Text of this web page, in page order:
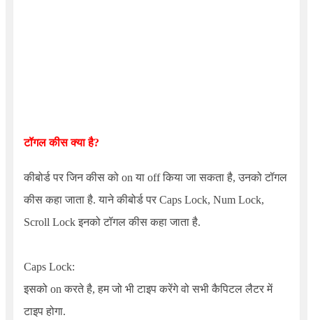
टॉगल कीस क्या है?
कीबोर्ड पर जिन कीस को on या off किया जा सकता है, उनको टॉगल
कीस कहा जाता है. याने कीबोर्ड पर Caps Lock, Num Lock,
Scroll Lock इनको टॉगल कीस कहा जाता है.
Caps Lock:
इसको on करते है, हम जो भी टाइप करेंगे वो सभी कैपिटल लैटर में
टाइप होगा.